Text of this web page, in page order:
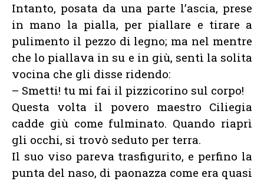
Intanto, posata da una parte l’ascia, prese
in mano la pialla, per piallare e tirare a
pulimento il pezzo di legno; ma nel mentre
che lo piallava in su e in giù, sentì la solita
vocina che gli disse ridendo:
– Smetti! tu mi fai il pizzicorino sul corpo!
Questa volta il povero maestro Ciliegia
cadde giù come fulminato. Quando riaprì
gli occhi, si trovò seduto per terra.
Il suo viso pareva trasfigurito, e perfino la
punta del naso, di paonazza come era quasi